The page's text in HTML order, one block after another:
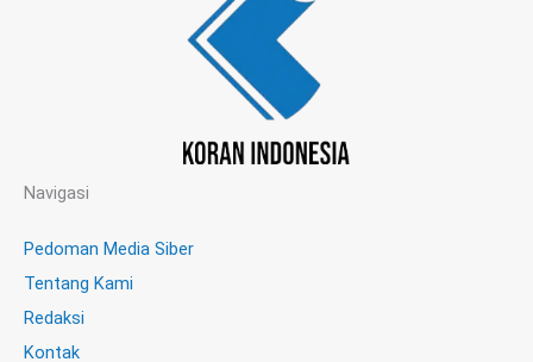
Navigasi
Pedoman Media Siber
Tentang Kami
Redaksi
Kontak